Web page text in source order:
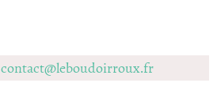
contact@leboudoirroux.fr